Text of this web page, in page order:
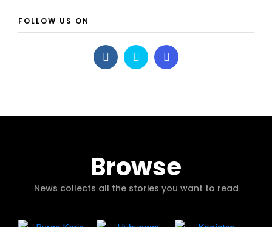
FOLLOW US ON
Browse
News collects all the stories you want to read